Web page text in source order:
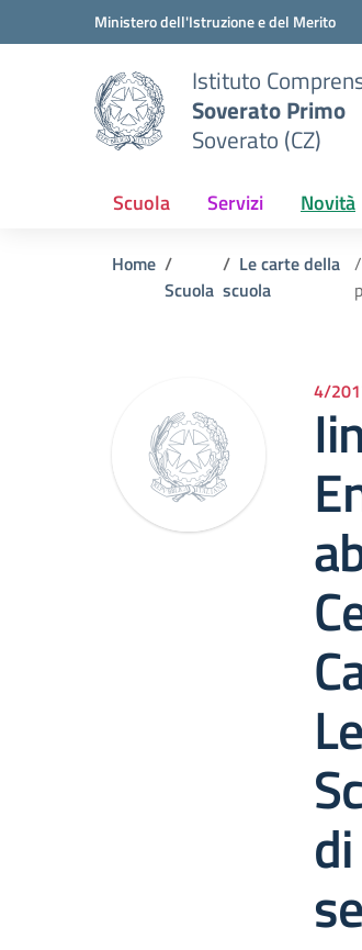
Vai ai contenuti
Vai al menu di navigazioneMinistero dell'Istruzione e del Merito
Istituto
Soverato Primo
Soverato (CZ)
Scuola Servizi Novità
Home
Scuola
Le carte della
scuola
4/